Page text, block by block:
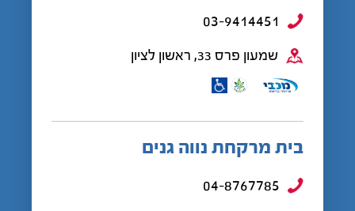
03-9414451
שמעון פרס 33, ראשון לציון
בית מרקחת נווה גנים
04-8767785